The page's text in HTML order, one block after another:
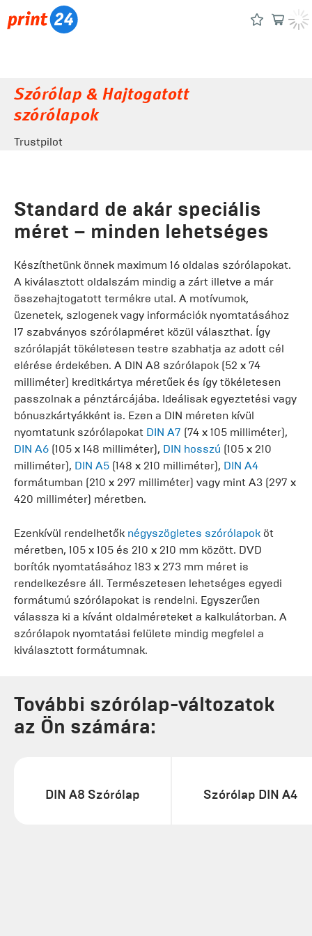
Szórólap & Hajtogatott
szórólapok
Trustpilot
Standard de akár speciális
méret – minden lehetséges
Készíthetünk önnek maximum 16 oldalas szórólapokat.
A kiválasztott oldalszám mindig a zárt illetve a már
összehajtogatott termékre utal. A motívumok,
üzenetek, szlogenek vagy információk nyomtatásához
17 szabványos szórólapméret közül választhat. Így
szórólapját tökéletesen testre szabhatja az adott cél
elérése érdekében. A DIN A8 szórólapok (52 x 74
milliméter) kreditkártya méretűek és így tökéletesen
passzolnak a pénztárcájába. Ideálisak egyeztetési vagy
bónuszkártyákként is. Ezen a DIN méreten kívül
nyomtatunk szórólapokat DIN A7 (74 x 105 milliméter),
DIN A6 (105 x 148 milliméter), DIN hosszú (105 x 210
milliméter), DIN A5 (148 x 210 milliméter), DIN A4
formátumban (210 x 297 milliméter) vagy mint A3 (297 x
420 milliméter) méretben.
Ezenkívül rendelhetők négyszögletes szórólapok öt
méretben, 105 x 105 és 210 x 210 mm között. DVD
borítók nyomtatásához 183 x 273 mm méret is
rendelkezésre áll. Természetesen lehetséges egyedi
formátumú szórólapokat is rendelni. Egyszerűen
válassza ki a kívánt oldalméreteket a kalkulátorban. A
szórólapok nyomtatási felülete mindig megfelel a
kiválasztott formátumnak.
További szórólap-változatok
az Ön számára:
DIN A8 Szórólap Szórólap DIN A4